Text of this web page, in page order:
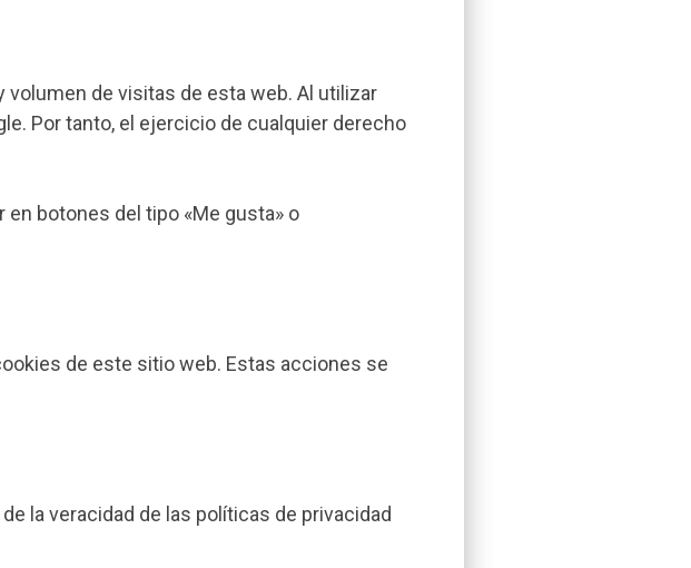
de visitas de esta web. Al utilizar
Por tanto, el ejercicio de cualquier derecho
botones del tipo «Me gusta» o
de este sitio web. Estas acciones se
la veracidad de las políticas de privacidad